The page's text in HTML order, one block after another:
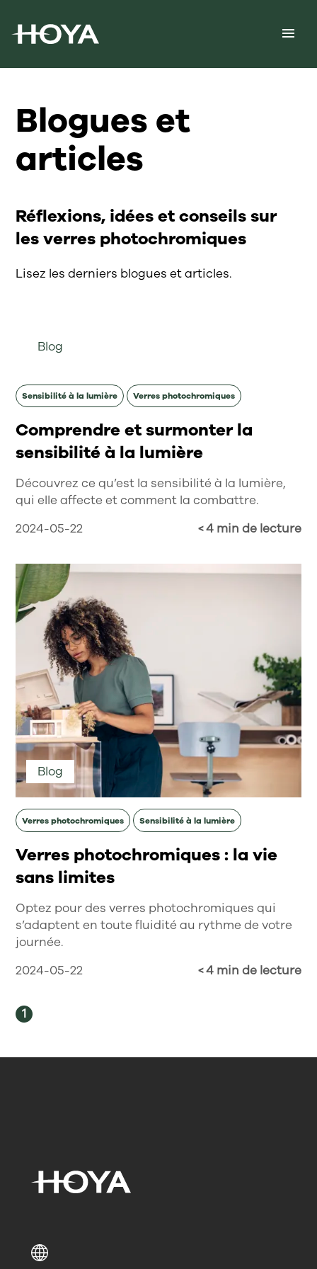
Blogues et
articles
Réflexions, idées et conseils sur
les verres photochromiques
Lisez les derniers blogues et articles.
Blog
Sensibilité à la lumière Verres photochromiques
Comprendre et surmonter la
sensibilité à la lumière
Découvrez ce qu’est la sensibilité à la lumière,
qui elle affecte et comment la combattre.
2024-05-22
< 4 min de lecture
Blog
Verres photochromiques Sensibilité à la lumière
Verres photochromiques : la vie
sans limites
Optez pour des verres photochromiques qui
s’adaptent en toute fluidité au rythme de votre
journée.
2024-05-22
< 4 min de lecture
1